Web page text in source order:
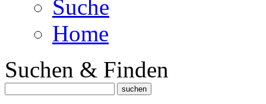
Suche
Home
Suchen & Finden